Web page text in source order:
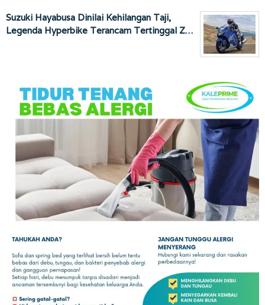
Suzuki Hayabusa Dinilai Kehilangan Taji,
Legenda Hyperbike Terancam Tertinggal Z…